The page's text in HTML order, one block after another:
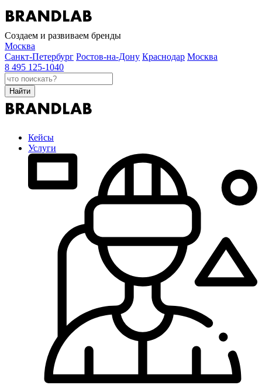
Создаем и развиваем бренды
Москва
Санкт-Петербург Ростов-на-Дону Краснодар Москва
8 495 125-1040
Найти
Кейсы
Услуги